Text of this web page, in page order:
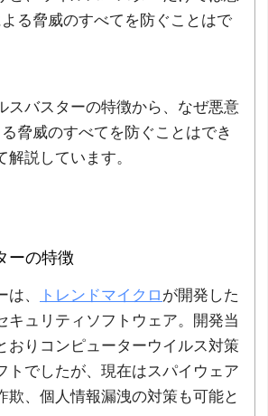
る脅威のすべてを防ぐことはで
スバスターの特徴から、なぜ悪意
脅威のすべてを防ぐことはでき
説しています。
ーの特徴
、 トレンドマイクロ が開発した
キュリティソフトウェア。開発当
おりコンピューターウイルス対策
トでしたが、現在はスパイウェア
欺、個人情報漏洩の対策も可能と